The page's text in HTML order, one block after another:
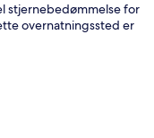
stjernebedømmelse for
overnatningssted er